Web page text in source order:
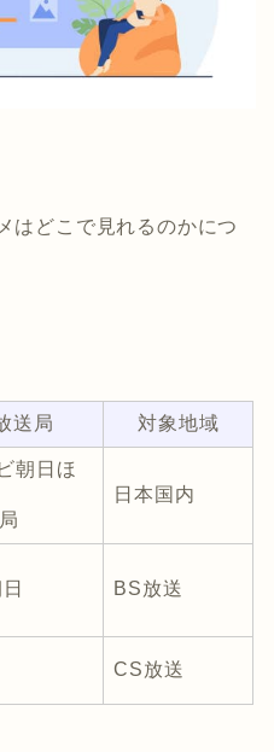
はどこで見れるのかにつ
送局 対象地域
朝日ほ
日本国内
BS放送
CS放送